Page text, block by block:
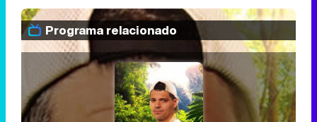
Programa relacionado